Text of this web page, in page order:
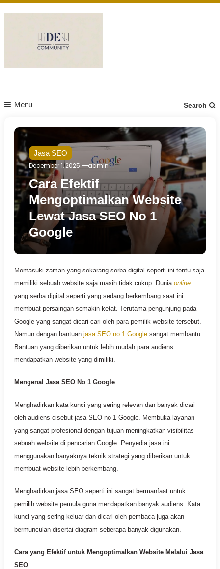
Menu Search
Jasa SEO
December 1, 2025
admin
Cara Efektif
Mengoptimalkan Website
Lewat Jasa SEO No 1
Google
Memasuki zaman yang sekarang serba digital seperti ini tentu saja
memiliki sebuah website saja masih tidak cukup. Dunia online
yang serba digital seperti yang sedang berkembang saat ini
membuat persaingan semakin ketat. Terutama pengunjung pada
Google yang sangat dicari-cari oleh para pemilik website tersebut.
Namun dengan bantuan jasa SEO no 1 Googlesangat membantu.
Bantuan yang diberikan untuk lebih mudah para audiens
mendapatkan website yang dimiliki.
Mengenal Jasa SEO No 1 Google
Menghadirkan kata kunci yang sering relevan dan banyak dicari
oleh audiens disebut jasa SEO no 1 Google. Membuka layanan
yang sangat profesional dengan tujuan meningkatkan visibilitas
sebuah website di pencarian Google. Penyedia jasa ini
menggunakan banyaknya teknik strategi yang diberikan untuk
membuat website lebih berkembang.
Menghadirkan jasa SEO seperti ini sangat bermanfaat untuk
pemilih website pemula guna mendapatkan banyak audiens. Kata
kunci yang sering keluar dan dicari oleh pembaca juga akan
bermunculan disertai diagram seberapa banyak digunakan.
Cara yang Efektif untuk Mengoptimalkan Website Melalui Jasa
SEO